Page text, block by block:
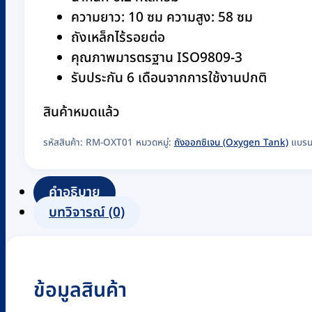
ความยาว: 10 ซม ความสูง: 58 ซม
ถังเหล็กไร้รอยต่อ
คุณภาพมารตรฐาน ISO9809-3
รับประกัน 6 เดือนจากการใช้งานปกติ
สินค้าหมดแล้ว
รหัสสินค้า: RM-OXT01 หมวดหมู่: ถังออกซิเจน (Oxygen Tank) แบร
คำอธิบาย
บทวิจารณ์ (0)
ข้อมูลสินค้า